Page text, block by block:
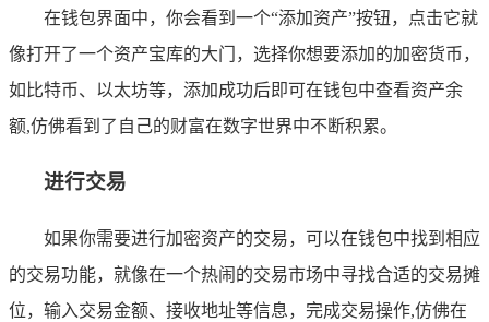
在钱包界面中，你会看到一个“添加资产”按钮，点击它就
像打开了一个资产宝库的大门，选择你想要添加的加密货币，
如比特币、以太坊等，添加成功后即可在钱包中查看资产余
额,仿佛看到了自己的财富在数字世界中不断积累。
进行交易
如果你需要进行加密资产的交易，可以在钱包中找到相应
的交易功能，就像在一个热闹的交易市场中寻找合适的交易摊
位，输入交易金额、接收地址等信息，完成交易操作,仿佛在